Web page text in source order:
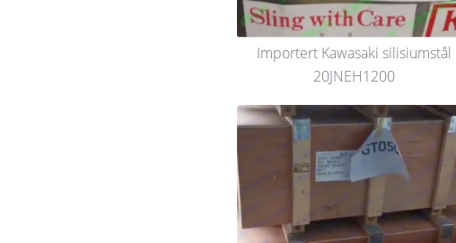
Importert Kawasaki silisiumstål
20JNEH1200